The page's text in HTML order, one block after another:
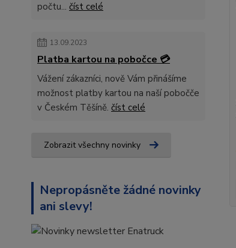
počtu... číst celé
13.09.2023
Platba kartou na pobočce 💳
Vážení zákazníci, nově Vám přinášíme
možnost platby kartou na naší pobočče
v Českém Těšíně. číst celé
Zobrazit všechny novinky
Nepropásněte žádné novinky
ani slevy!